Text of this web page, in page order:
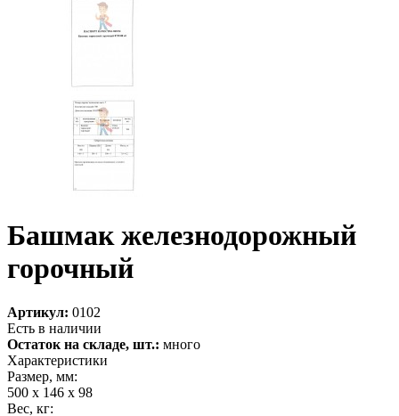
Башмак железнодорожный
горочный
Артикул: 0102
Есть в наличии
Остаток на складе, шт.: много
Характеристики
Размер, мм:
500 х 146 х 98
Вес, кг: